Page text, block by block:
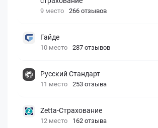
9 место 266 отзывов
Гайде
10 место 287 отзывов
Русский Стандарт
11 место 253 отзыва
Zetta-Страхование
12 место 162 отзыва